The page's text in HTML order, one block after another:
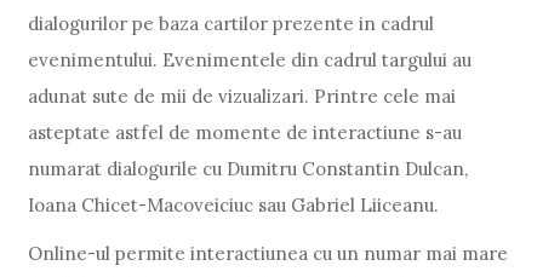
dialogurilor pe baza cartilor prezente in cadrul
evenimentului. Evenimentele din cadrul targului au
adunat sute de mii de vizualizari. Printre cele mai
asteptate astfel de momente de interactiune s-au
numarat dialogurile cu Dumitru Constantin Dulcan,
Ioana Chicet-Macoveiciuc sau Gabriel Liiceanu.
Online-ul permite interactiunea cu un numar mai mare